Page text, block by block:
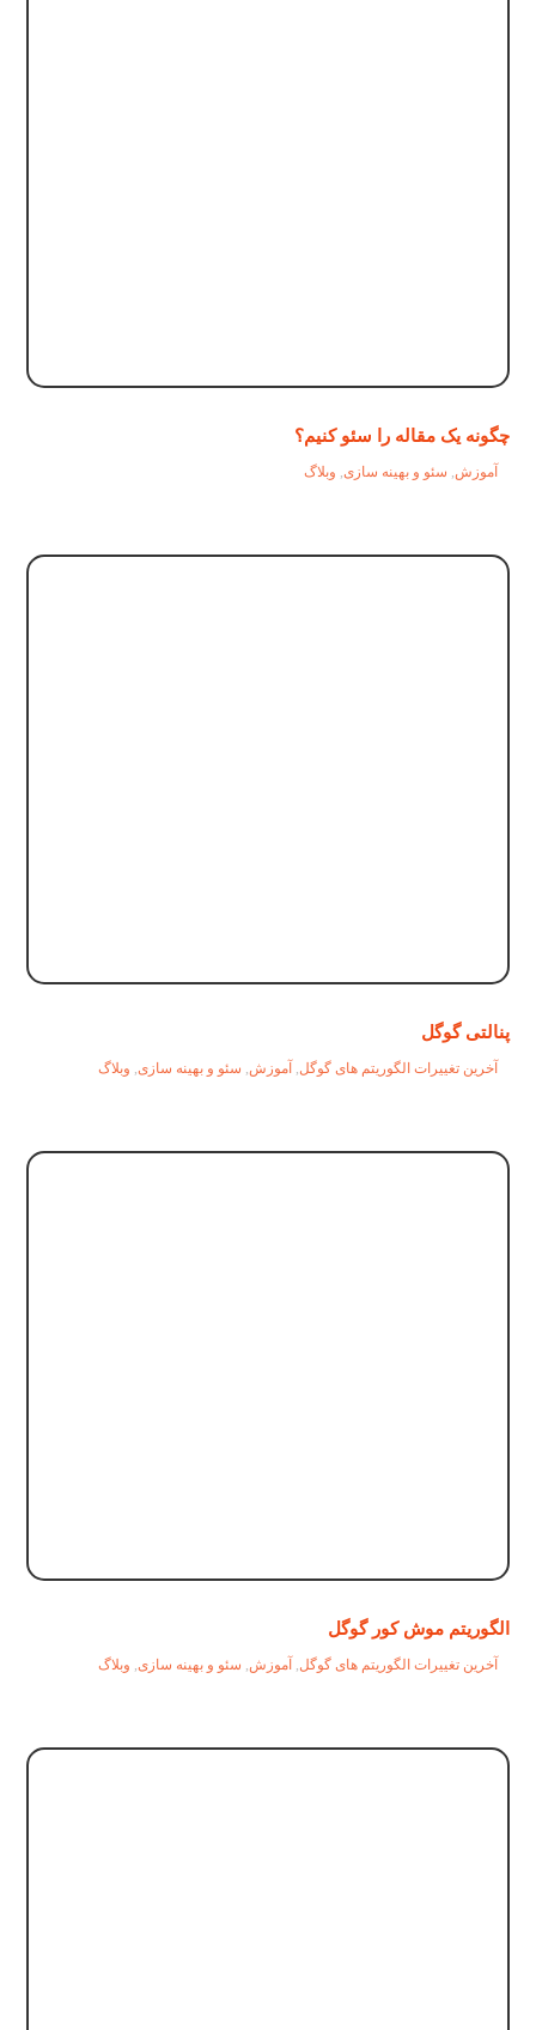
چگونه یک مقاله را سئو کنیم؟
آموزش, سئو و بهینه سازی, وبلاگ
پنالتی گوگل
آخرین تغییرات الگوریتم های گوگل, آموزش, سئو و بهینه سازی, وبلاگ
الگوریتم موش کور گوگل
آخرین تغییرات الگوریتم های گوگل, آموزش, سئو و بهینه سازی, وبلاگ